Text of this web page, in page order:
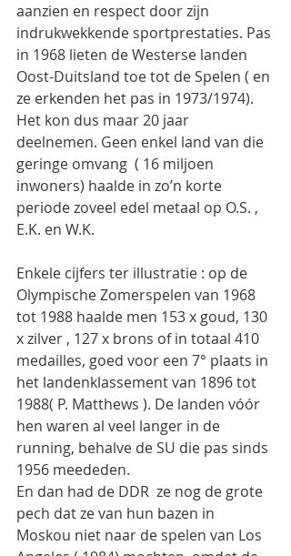
aanzien en respect door zijn
indrukwekkende sportprestaties. Pas
in 1968 lieten de Westerse landen
Oost-Duitsland toe tot de Spelen ( en
ze erkenden het pas in 1973/1974).
Het kon dus maar 20 jaar
deelnemen. Geen enkel land van die
geringe omvang  ( 16 miljoen
inwoners) haalde in zo’n korte
periode zoveel edel metaal op O.S. ,
E.K. en W.K.
Enkele cijfers ter illustratie : op de
Olympische Zomerspelen van 1968
tot 1988 haalde men 153 x goud, 130
x zilver , 127 x brons of in totaal 410
medailles, goed voor een 7° plaats in
het landenklassement van 1896 tot
1988( P. Matthews ). De landen vóór
hen waren al veel langer in de
running, behalve de SU die pas sinds
1956 meededen.
En dan had de DDR  ze nog de grote
pech dat ze van hun bazen in
Moskou niet naar de spelen van Los